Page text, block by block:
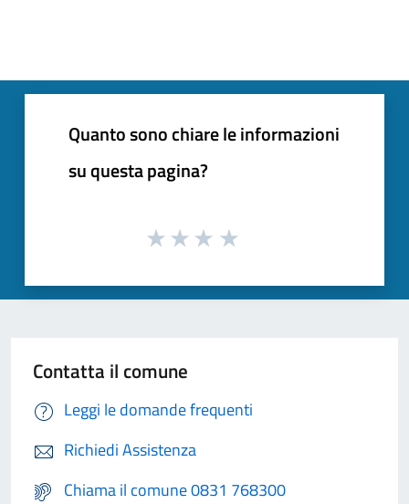
Quanto sono chiare le informazioni
su questa pagina?
Contatta il comune
Leggi le domande frequenti
Richiedi Assistenza
Chiama il comune 0831 768300